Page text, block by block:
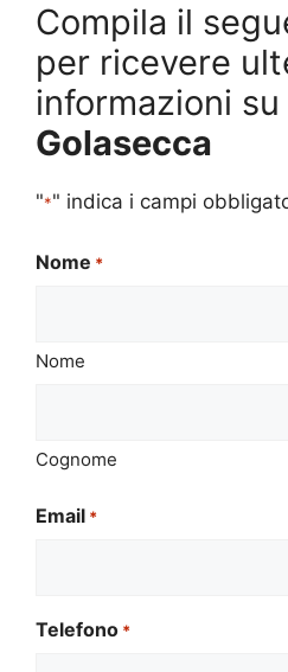
Compila il
per ricevere
informazioni su
Golasecca
"*" indica i campi
Nome *
Nome
Cognome
Email *
Telefono *